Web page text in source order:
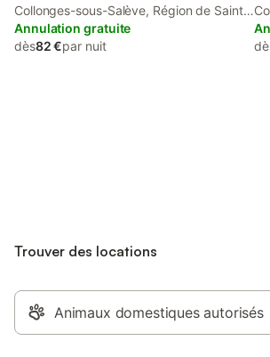
Collonges-sous-Salève, Région de Saint-
Julien-en-Genevois
Annulation gratuite
dès82 €par nuit
Trouver des locations
Animaux domestiques autorisés